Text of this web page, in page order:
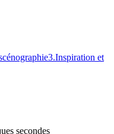
3.Inspiration et
secondes